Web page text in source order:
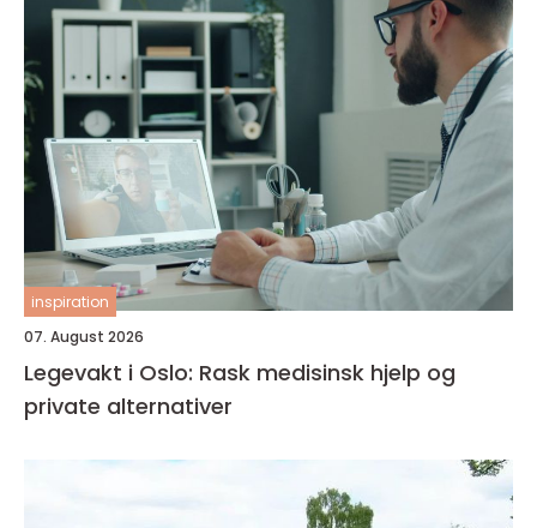
inspiration
07. August 2026
Legevakt i Oslo: Rask medisinsk hjelp og
private alternativer